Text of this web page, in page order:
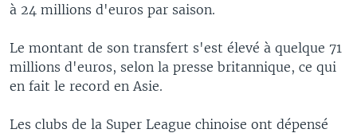
à 24 millions d'euros par saison.
Le montant de son transfert s'est élevé à quelque 71
millions d'euros, selon la presse britannique, ce qui
en fait le record en Asie.
Les clubs de la Super League chinoise ont dépensé